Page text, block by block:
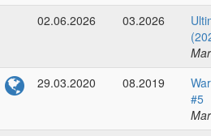
02.06.2026
03.2026
29.03.2020
08.2019
#5